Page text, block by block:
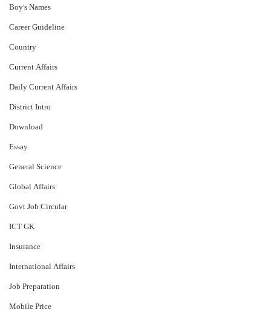
Boy's Names
Career Guideline
Country
Current Affairs
Daily Current Affairs
District Intro
Download
Essay
General Science
Global Affairs
Govt Job Circular
ICT GK
Insurance
International Affairs
Job Preparation
Mobile Price